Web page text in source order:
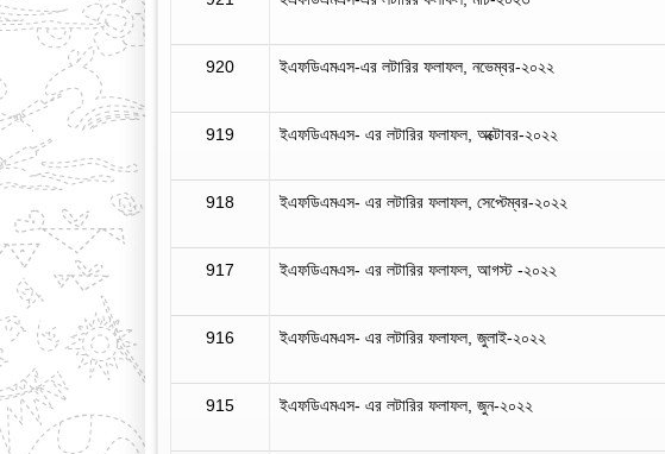
920 ইএফডিএমএস-এর লটারির ফলাফল, নভেম্বর-২০২২
919 ইএফডিএমএস- এর লটারির ফলাফল, অক্টোবর-২০২২
918 ইএফডিএমএস- এর লটারির ফলাফল, সেপ্টেম্বর-২০২২
917 ইএফডিএমএস- এর লটারির ফলাফল, আগস্ট -২০২২
916 ইএফডিএমএস- এর লটারির ফলাফল, জুলাই-২০২২
915 ইএফডিএমএস- এর লটারির ফলাফল, জুন-২০২২